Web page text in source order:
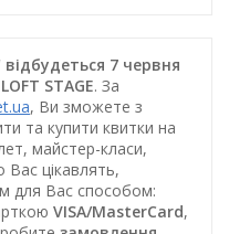
7 червня
STAGE. За
, Ви зможете з
та купити квитки на
майстер-класи,
Вас цікавлять,
для Вас способом:
VISA/MasterCard,